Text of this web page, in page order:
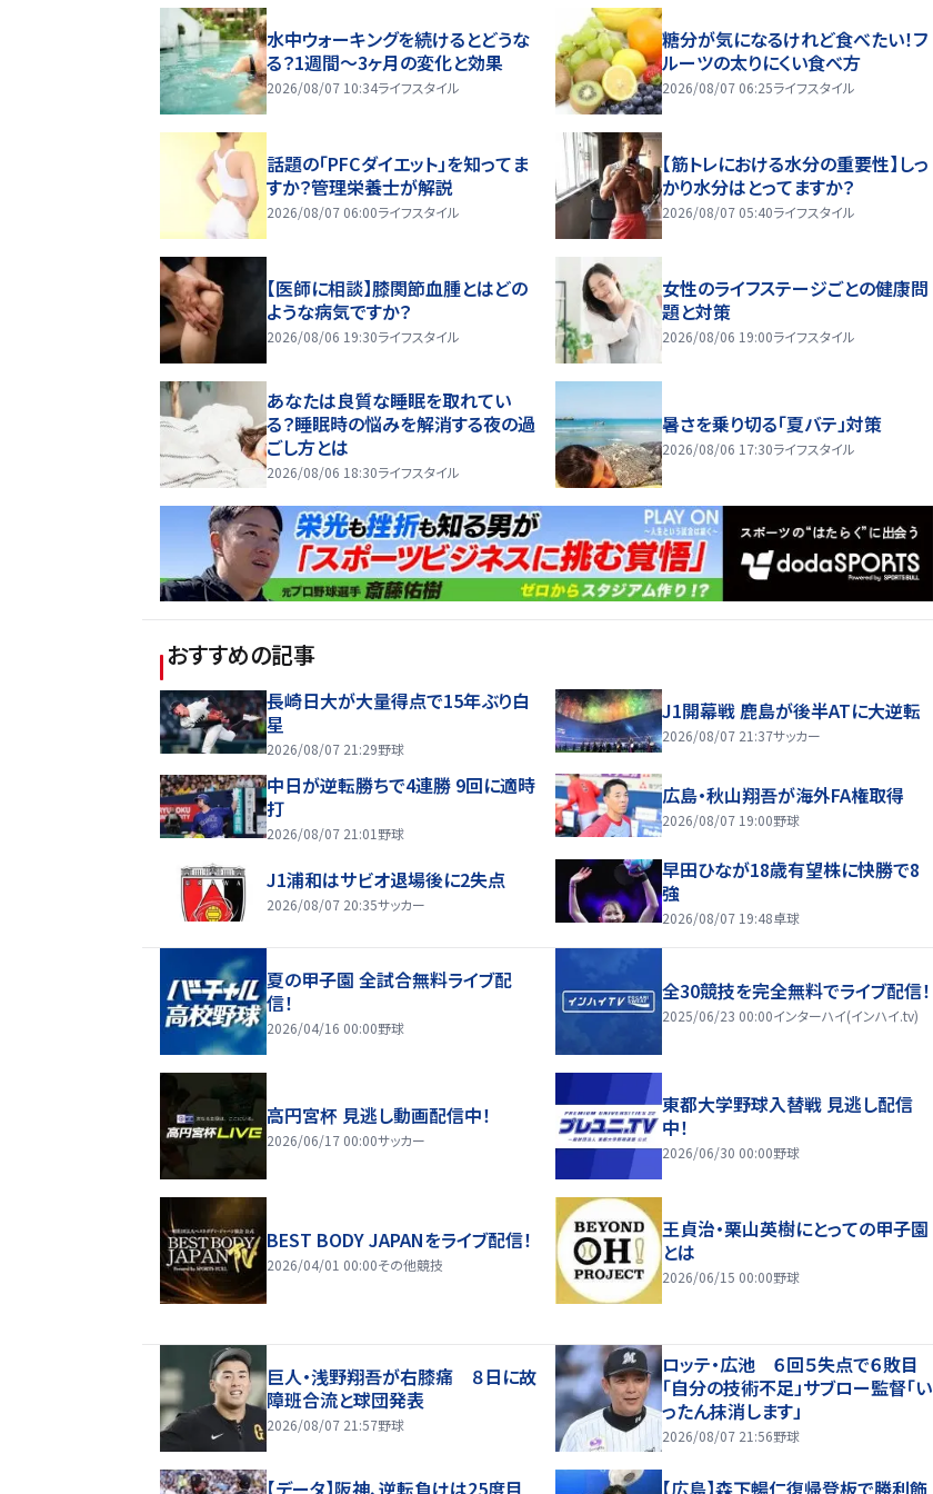
水中ウォーキングを続けるとどうな
る？1週間～3ヶ月の変化と効果
2026/08/07 10:34ライフスタイル
糖分が気になるけれど食べたい！フ
ルーツの太りにくい食べ方
2026/08/07 06:25ライフスタイル
話題の「PFCダイエット」を知ってま
すか？管理栄養士が解説
2026/08/07 06:00ライフスタイル
【筋トレにおける水分の重要性】しっ
かり水分はとってますか？
2026/08/07 05:40ライフスタイル
【医師に相談】膝関節血腫とはどの
ような病気ですか？
2026/08/06 19:30ライフスタイル
女性のライフステージごとの健康問
題と対策
2026/08/06 19:00ライフスタイル
あなたは良質な睡眠を取れてい
る？睡眠時の悩みを解消する夜の過
ごし方とは
2026/08/06 18:30ライフスタイル
暑さを乗り切る「夏バテ」対策
2026/08/06 17:30ライフスタイル
おすすめの記事
長崎日大が大量得点で15年ぶり白
星
2026/08/07 21:29野球
J1開幕戦 鹿島が後半ATに大逆転
2026/08/07 21:37サッカー
中日が逆転勝ちで4連勝 9回に適時
打
2026/08/07 21:01 野球
広島・秋山翔吾が海外FA権取得
2026/08/07 19:00野球
J1浦和はサビオ退場後に2失点
2026/08/07 20:35サッカー
早田ひなが18歳有望株に快勝で8
強
2026/08/07 19:48卓球
夏の甲子園 全試合無料ライブ配
信！
2026/04/16 00:00野球
全30競技を完全無料でライブ配信！
2025/06/23 00:00インターハイ(インハイ.tv)
高円宮杯 見逃し動画配信中！
2026/06/17 00:00サッカー
東都大学野球入替戦 見逃し配信
中！
2026/06/30 00:00野球
BEST BODY JAPANをライブ配信！
2026/04/01 00:00その他競技
王貞治・栗山英樹にとっての甲子園
とは
2026/06/15 00:00野球
巨人・浅野翔吾が右膝痛 ８日に故
障班合流と球団発表
2026/08/07 21:57野球
ロッテ・広池 ６回５失点で６敗目
「自分の技術不足」サブロー監督「い
ったん抹消します」
2026/08/07 21:56野球
【データ】阪神、逆転負けは25度目 【広島】森下暢仁復帰登板で勝利飾